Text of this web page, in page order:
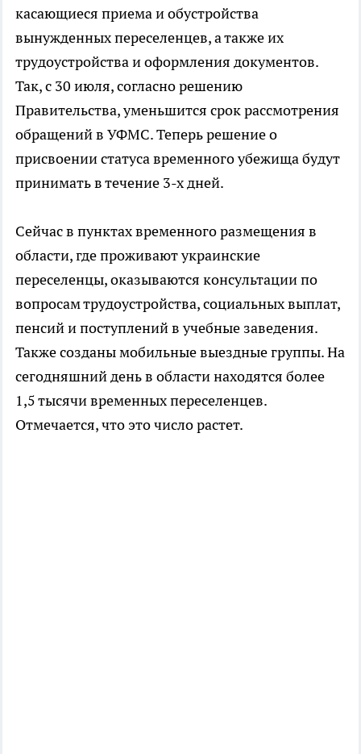
касающиеся приема и обустройства
вынужденных переселенцев, а также их
трудоустройства и оформления документов.
Так, с 30 июля, согласно решению
Правительства, уменьшится срок рассмотрения
обращений в УФМС. Теперь решение о
присвоении статуса временного убежища будут
принимать в течение 3-х дней.
Сейчас в пунктах временного размещения в
области, где проживают украинские
переселенцы, оказываются консультации по
вопросам трудоустройства, социальных выплат,
пенсий и поступлений в учебные заведения.
Также созданы мобильные выездные группы. На
сегодняшний день в области находятся более
1,5 тысячи временных переселенцев.
Отмечается, что это число растет.